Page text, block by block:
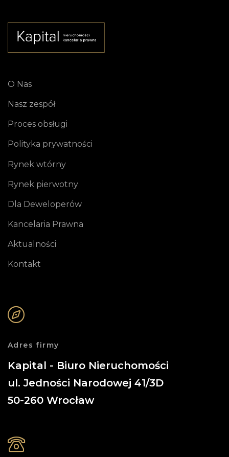
O Nas
Nasz zespół
Proces obsługi
Polityka prywatności
Rynek wtórny
Rynek pierwotny
Dla Deweloperów
Kancelaria Prawna
Aktualności
Kontakt
Adres firmy
Kapital - Biuro Nieruchomości
ul. Jedności Narodowej 41/3D
50-260 Wrocław